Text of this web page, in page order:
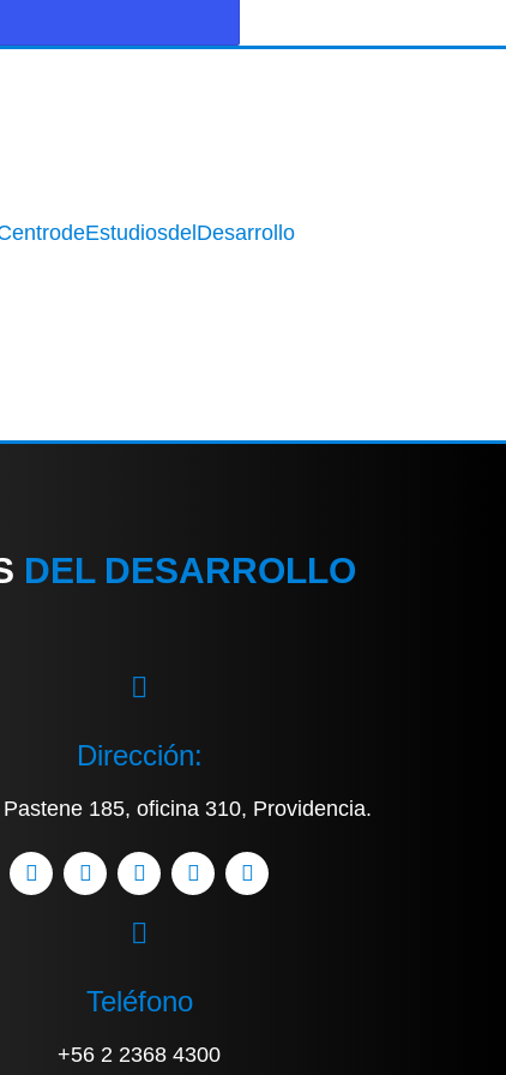
DEL DESARROLLO
Dirección:
185, oficina 310, Providencia.
Teléfono
+56 2 2368 4300